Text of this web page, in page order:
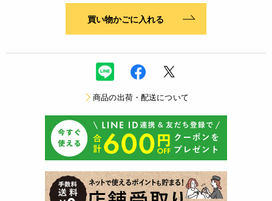
買い物かごに入れる
商品の出荷・配送について